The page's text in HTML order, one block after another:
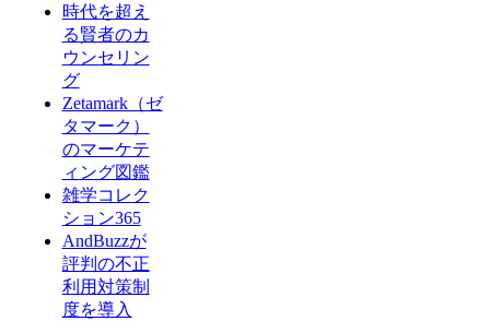
時代を超え
る賢者のカ
ウンセリン
グ
Zetamark（ゼ
タマーク）
のマーケテ
ィング図鑑
雑学コレク
ション365
AndBuzzが
評判の不正
利用対策制
度を導入